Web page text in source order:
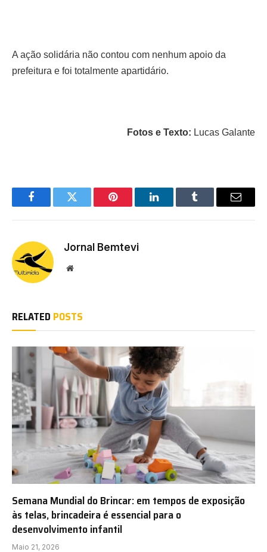
A ação solidária não contou com nenhum apoio da
prefeitura e foi totalmente apartidário.
Fotos e Texto: Lucas Galante
FacebookTwitter Pinterest LinkedInTumblr Email
Jornal Bemtevi
Website
RELATED POSTS
Semana Mundial do Brincar: em tempos de exposição
às telas, brincadeira é essencial para o
desenvolvimento infantil
Maio 21, 2026